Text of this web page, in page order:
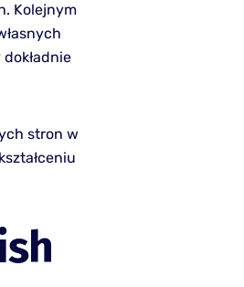
Kolejnym
stron w